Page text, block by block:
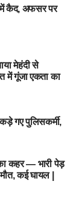
में कैद, अफसर पर
मेहंदी से
में गूंजा एकता का
गए पुलिसकर्मी,
कहर — भारी पेड़
कई घायल |